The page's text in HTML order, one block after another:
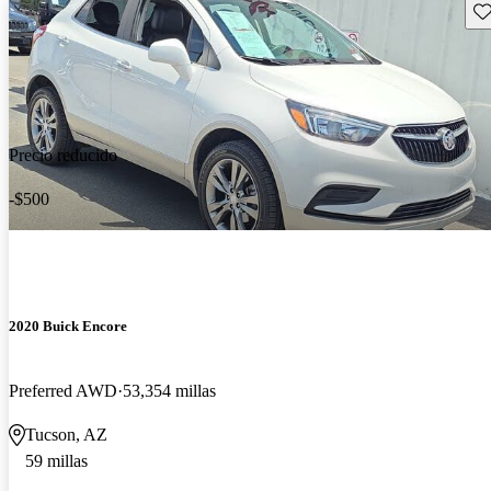
Precio reducido
-$500
2020 Buick Encore
Preferred AWD 53,354 millas
Tucson, AZ
59 millas